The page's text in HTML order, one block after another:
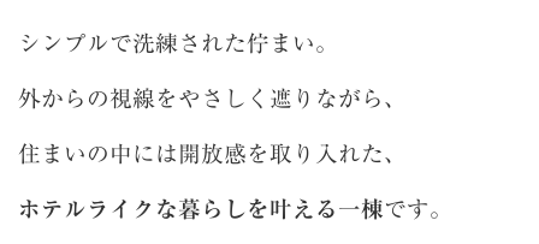
シンプルで洗練された佇まい。
外からの視線をやさしく遮りながら、
住まいの中には開放感を取り入れた、
ホテルライクな暮らしを叶える一棟です。